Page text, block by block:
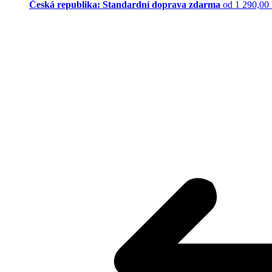
Česká republika: Standardní doprava zdarma od 1 290,00